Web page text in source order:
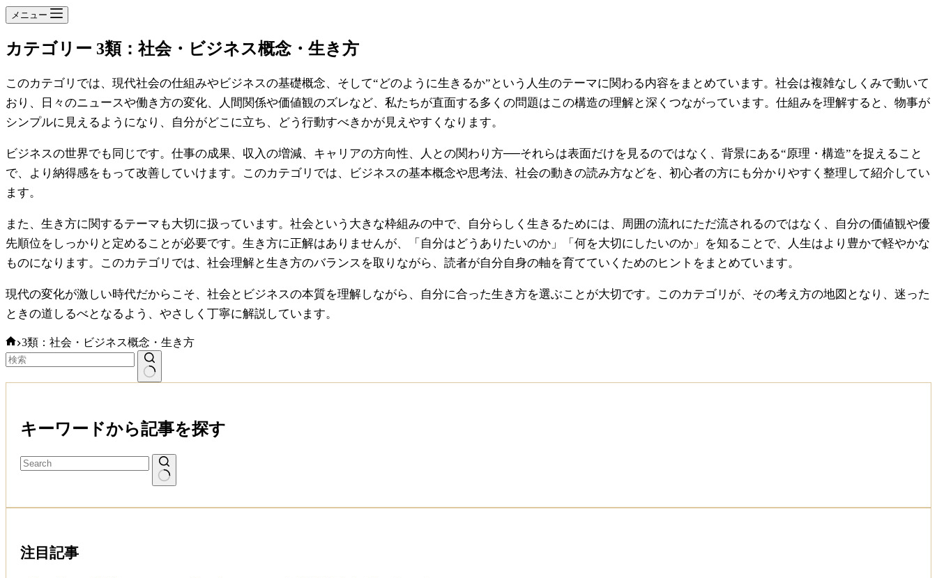
メニュー
カテゴリー 3類：社会・ビジネス概念・生き方
このカテゴリでは、現代社会の仕組みやビジネスの基礎概念、そして“どのように生きるか”という人生のテーマに関わる内容をまとめています。社会は複雑なしくみで動いて
おり、日々のニュースや働き方の変化、人間関係や価値観のズレなど、私たちが直面する多くの問題はこの構造の理解と深くつながっています。仕組みを理解すると、物事が
シンプルに見えるようになり、自分がどこに立ち、どう行動すべきかが見えやすくなります。
ビジネスの世界でも同じです。仕事の成果、収入の増減、キャリアの方向性、人との関わり方──それらは表面だけを見るのではなく、背景にある“原理・構造”を捉えること
で、より納得感をもって改善していけます。このカテゴリでは、ビジネスの基本概念や思考法、社会の動きの読み方などを、初心者の方にも分かりやすく整理して紹介してい
ます。
また、生き方に関するテーマも大切に扱っています。社会という大きな枠組みの中で、自分らしく生きるためには、周囲の流れにただ流されるのではなく、自分の価値観や優
先順位をしっかりと定めることが必要です。生き方に正解はありませんが、「自分はどうありたいのか」「何を大切にしたいのか」を知ることで、人生はより豊かで軽やかな
ものになります。このカテゴリでは、社会理解と生き方のバランスを取りながら、読者が自分自身の軸を育てていくためのヒントをまとめています。
現代の変化が激しい時代だからこそ、社会とビジネスの本質を理解しながら、自分に合った生き方を選ぶことが大切です。このカテゴリが、その考え方の地図となり、迷った
ときの道しるべとなるよう、やさしく丁寧に解説しています。
ホ
ー
ム
3類：社会・ビジネス概念・生き方
キーワードから記事を探す
注目記事